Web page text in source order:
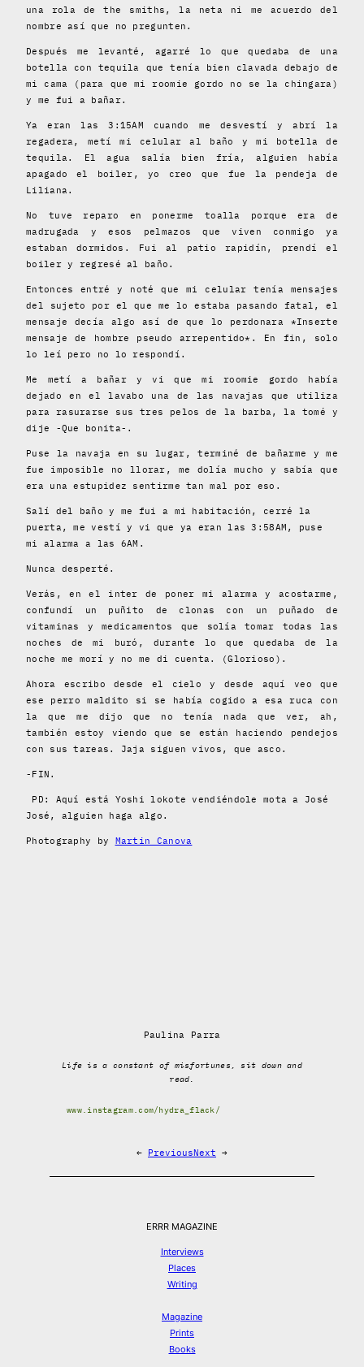
una rola de the smiths, la neta ni me acuerdo del
nombre así que no pregunten.
Después me levanté, agarré lo que quedaba de una
botella con tequila que tenía bien clavada debajo de
mi cama (para que mi roomie gordo no se la chingara)
y me fui a bañar.
Ya eran las 3:15AM cuando me desvestí y abrí la
regadera, metí mi celular al baño y mi botella de
tequila. El agua salía bien fría, alguien había
apagado el boiler, yo creo que fue la pendeja de
Liliana.
No tuve reparo en ponerme toalla porque era de
madrugada y esos pelmazos que viven conmigo ya
estaban dormidos. Fui al patio rapidín, prendí el
boiler y regresé al baño.
Entonces entré y noté que mi celular tenía mensajes
del sujeto por el que me lo estaba pasando fatal, el
mensaje decía algo así de que lo perdonara *Inserte
mensaje de hombre pseudo arrepentido*. En fin, solo
lo leí pero no lo respondí.
Me metí a bañar y vi que mi roomie gordo había
dejado en el lavabo una de las navajas que utiliza
para rasurarse sus tres pelos de la barba, la tomé y
dije -Que bonita-.
Puse la navaja en su lugar, terminé de bañarme y me
fue imposible no llorar, me dolía mucho y sabía que
era una estupidez sentirme tan mal por eso.
Salí del baño y me fui a mi habitación, cerré la
puerta, me vestí y vi que ya eran las 3:58AM, puse
mi alarma a las 6AM.
Nunca desperté.
Verás, en el inter de poner mi alarma y acostarme,
confundí un puñito de clonas con un puñado de
vitaminas y medicamentos que solía tomar todas las
noches de mi buró, durante lo que quedaba de la
noche me morí y no me di cuenta. (Glorioso).
Ahora escribo desde el cielo y desde aquí veo que
ese perro maldito si se había cogido a esa ruca con
la que me dijo que no tenía nada que ver, ah,
también estoy viendo que se están haciendo pendejos
con sus tareas. Jaja siguen vivos, que asco.
-FIN.
PD: Aquí está Yoshi lokote vendiéndole mota a José
José, alguien haga algo.
Photography by Martin Canova
Paulina Parra
Life is a constant of misfortunes, sit down and
read.
www.instagram.com/hydra_flack/
← PreviousNext →
ERRR MAGAZINE
Interviews
Places
Writing
Magazine
Prints
Books